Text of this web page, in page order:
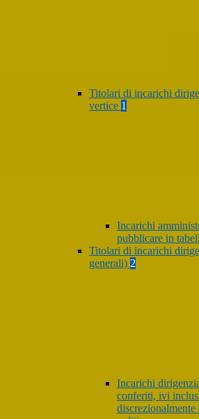
Titolari di incarichi
vertice 1
Incarichi
pubblicare in
Titolari di incarichi
generali) 2
Incarichi
conferiti, ivi